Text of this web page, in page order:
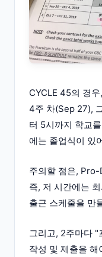
CYCLE 45의 경
4주 차(Sep 27),
터 5시까지 학교
에는 졸업식이 있
주의할 점은, Pro-
즉, 저 시간에는
출근 스케줄을 만
그리고, 2주마다 "
작성 및 제출을